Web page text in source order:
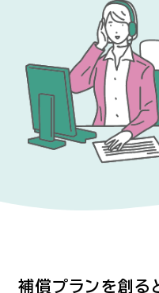
補償プランを創る